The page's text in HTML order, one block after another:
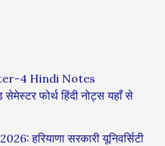
4 Hindi Notes
फोर्थ हिंदी नोट्स यहाँ से
हरियाणा सरकारी यूनिवर्सिटी